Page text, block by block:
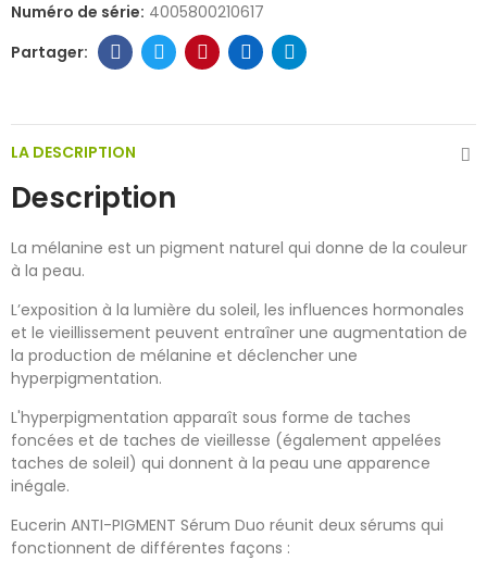
Numéro de série: 4005800210617
LA DESCRIPTION
Description
La mélanine est un pigment naturel qui donne de la couleur
à la peau.
L’exposition à la lumière du soleil, les influences hormonales
et le vieillissement peuvent entraîner une augmentation de
la production de mélanine et déclencher une
hyperpigmentation.
L'hyperpigmentation apparaît sous forme de taches
foncées et de taches de vieillesse (également appelées
taches de soleil) qui donnent à la peau une apparence
inégale.
Eucerin ANTI-PIGMENT Sérum Duo réunit deux sérums qui
fonctionnent de différentes façons :